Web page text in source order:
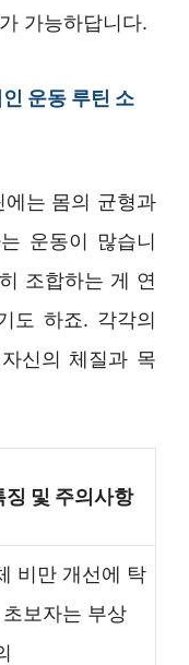
가능하답니다.
운동 루틴 소
는 몸의 균형과
운동이 많습니
조합하는 게 연
도 하죠. 각각의
신의 체질과 목
징 및 주의사항
비만 개선에 탁
보자는 부상